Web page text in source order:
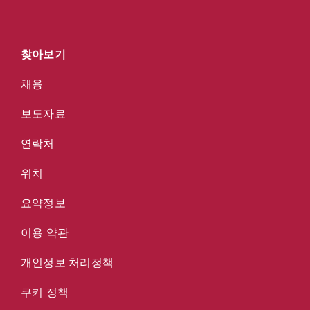
찾아보기
채용
보도자료
연락처
위치
요약정보
이용 약관
개인정보 처리정책
쿠키 정책